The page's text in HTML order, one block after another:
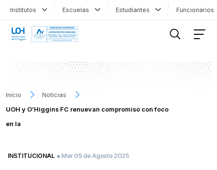
Institutos Escuelas Estudiantes
Inicio
Noticias
UOH y O’Higgins FC renuevan compromiso con foco
en la
INSTITUCIONAL ● Mar 05 de Agosto 2025